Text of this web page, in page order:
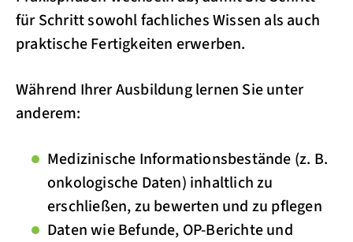
für Schritt sowohl fachliches Wissen als auch
praktische Fertigkeiten erwerben.
Während Ihrer Ausbildung lernen Sie unter
anderem:
Medizinische Informationsbestände (z. B.
onkologische Daten) inhaltlich zu
erschließen, zu bewerten und zu pflegen
Daten wie Befunde, OP-Berichte und